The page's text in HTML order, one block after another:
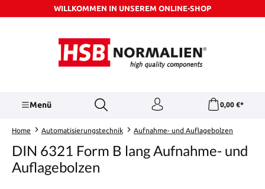
Zum Hauptinhalt springenWILLKOMMEN IN UNSEREM ONLINE-SHOP
Menü 0,00 €*
Home Automatisierungstechnik Aufnahme- und Auflagebolzen
DIN 6321 Form B lang Aufnahme- und
Auflagebolzen